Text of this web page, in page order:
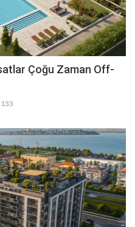
Çoğu Zaman Off-
133